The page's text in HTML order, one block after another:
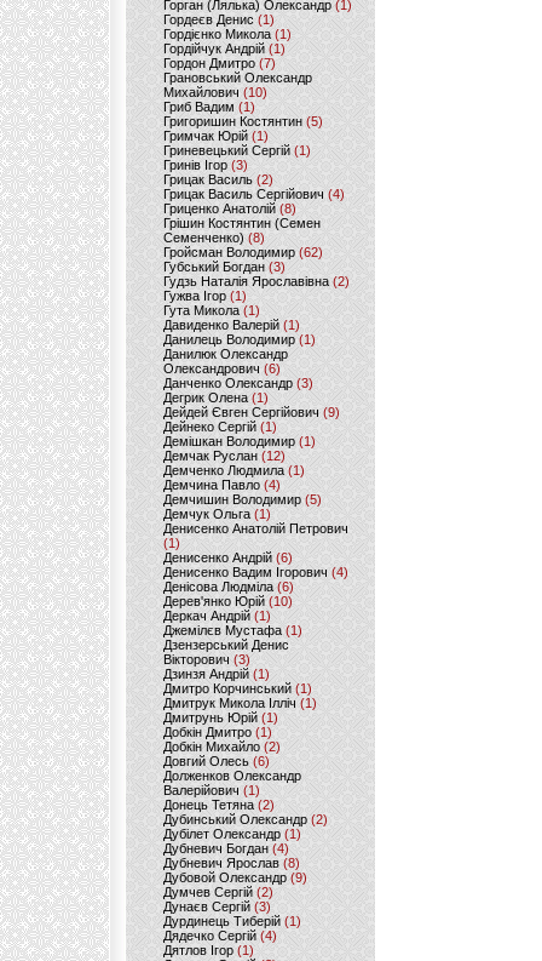
Горган (Лялька) Олександр(1)
Гордеєв Денис (1)
Гордієнко Микола (1)
Гордійчук Андрій (1)
Гордон Дмитро (7)
Грановський Олександр
Михайлович (10)
Гриб Вадим (1)
Григоришин Костянтин (5)
Гримчак Юрій(1)
Гриневецький Сергій(1)
Гринів Ігор (3)
Грицак Василь (2)
Грицак Василь Сергійович (4)
Гриценко Анатолій (8)
Грішин Костянтин (Семен
Семенченко)(8)
Гройсман Володимир(62)
Губський Богдан (3)
Гудзь Наталія Ярославівна(2)
Гужва Ігор (1)
Гута Микола (1)
Давиденко Валерій (1)
Данилець Володимир(1)
Данилюк Олександр
Олександрович (6)
Данченко Олександр (3)
Дегрик Олена(1)
Дейдей Євген Сергійович(9)
Дейнеко Сергій (1)
Демішкан Володимир(1)
Демчак Руслан (12)
Демченко Людмила (1)
Демчина Павло (4)
Демчишин Володимир (5)
Демчук Ольга(1)
Денисенко Анатолій Петрович
(1)
Денисенко Андрій (6)
Денисенко Вадим Ігорович (4)
Денісова Людміла(6)
Дерев'янко Юрій(10)
Деркач Андрій(1)
Джемілєв Мустафа (1)
Дзензерський Денис
Вікторович (3)
Дзинзя Андрій (1)
Дмитро Корчинський (1)
Дмитрук Микола Ілліч (1)
Дмитрунь Юрій (1)
Добкін Дмитро(1)
Добкін Михайло (2)
Довгий Олесь (6)
Долженков Олександр
Валерійович (1)
Донець Тетяна (2)
Дубинський Олександр(2)
Дубілет Олександр (1)
Дубневич Богдан (4)
Дубневич Ярослав (8)
Дубовой Олександр(9)
Думчев Сергій (2)
Дунаєв Сергій(3)
Дурдинець Тиберій (1)
Дядечко Сергій (4)
Дятлов Ігор (1)